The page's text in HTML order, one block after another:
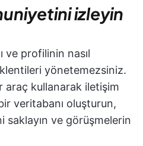
izleyin
ve profilinin nasıl
yönetemezsiniz.
araç kullanarak iletişim
veritabanı oluşturun,
saklayın ve görüşmelerin